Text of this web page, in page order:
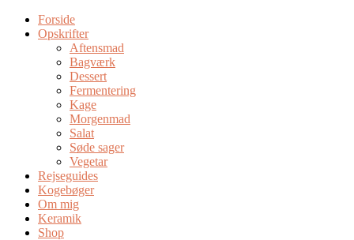
Forside
Opskrifter
Aftensmad
Bagværk
Dessert
Fermentering
Kage
Morgenmad
Salat
Søde sager
Vegetar
Rejseguides
Kogebøger
Om mig
Keramik
Shop